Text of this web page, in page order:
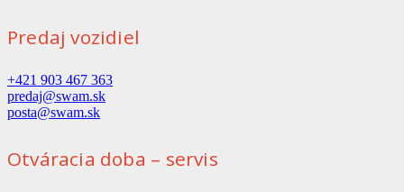
Predaj vozidiel
+421 903 467 363
predaj@swam.sk
posta@swam.sk
Otváracia doba – servis